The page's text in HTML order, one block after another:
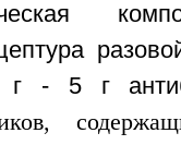
г - 5 г